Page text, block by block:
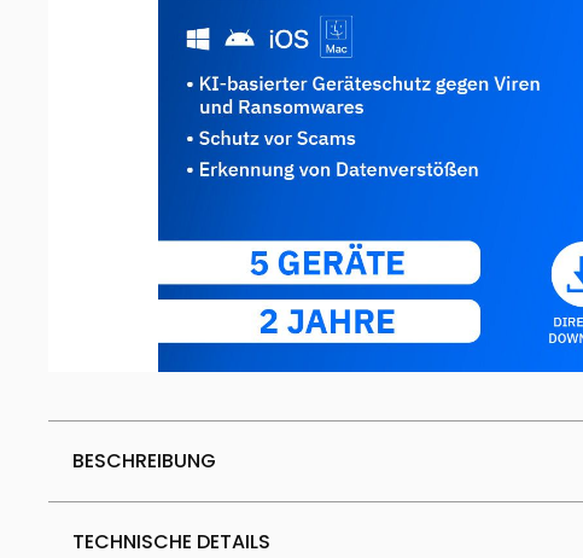
BESCHREIBUNG
TECHNISCHE DETAILS